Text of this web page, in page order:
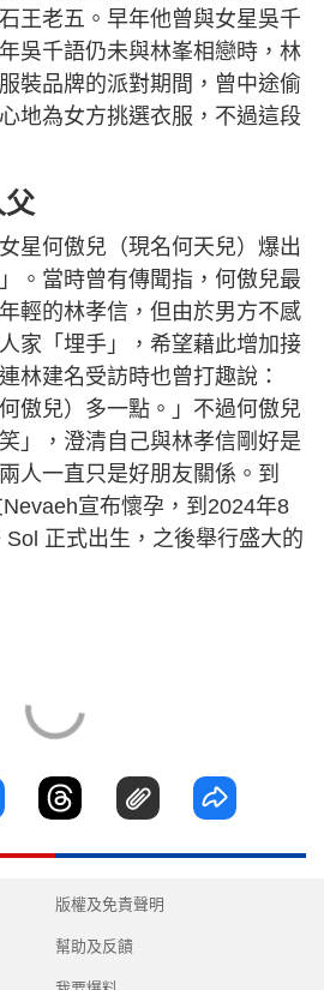
王老五。早年他曾與女星吳千
吳千語仍未與林峯相戀時，林
裝品牌的派對期間，曾中途偷
地為女方挑選衣服，不過這段
父
星何傲兒（現名何天兒）爆出
。當時曾有傳聞指，何傲兒最
輕的林孝信，但由於男方不感
家「埋手」，希望藉此增加接
林建名受訪時也曾打趣說：
傲兒）多一點。」不過何傲兒
」，澄清自己與林孝信剛好是
人一直只是好朋友關係。到
宣布懷孕，到2024年8
正式出生，之後舉行盛大的
版權及免責聲明
幫助及反饋